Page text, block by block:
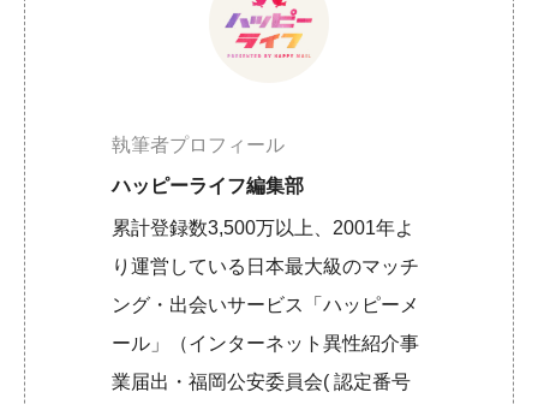
執筆者プロフィール
ハッピーライフ編集部
累計登録数3,500万以上、2001年よ
り運営している日本最大級のマッチ
ング・出会いサービス「ハッピーメ
ール」（インターネット異性紹介事
業届出・福岡公安委員会( 認定番号